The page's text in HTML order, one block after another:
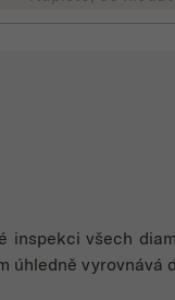
inspekci všech
vyrovnává